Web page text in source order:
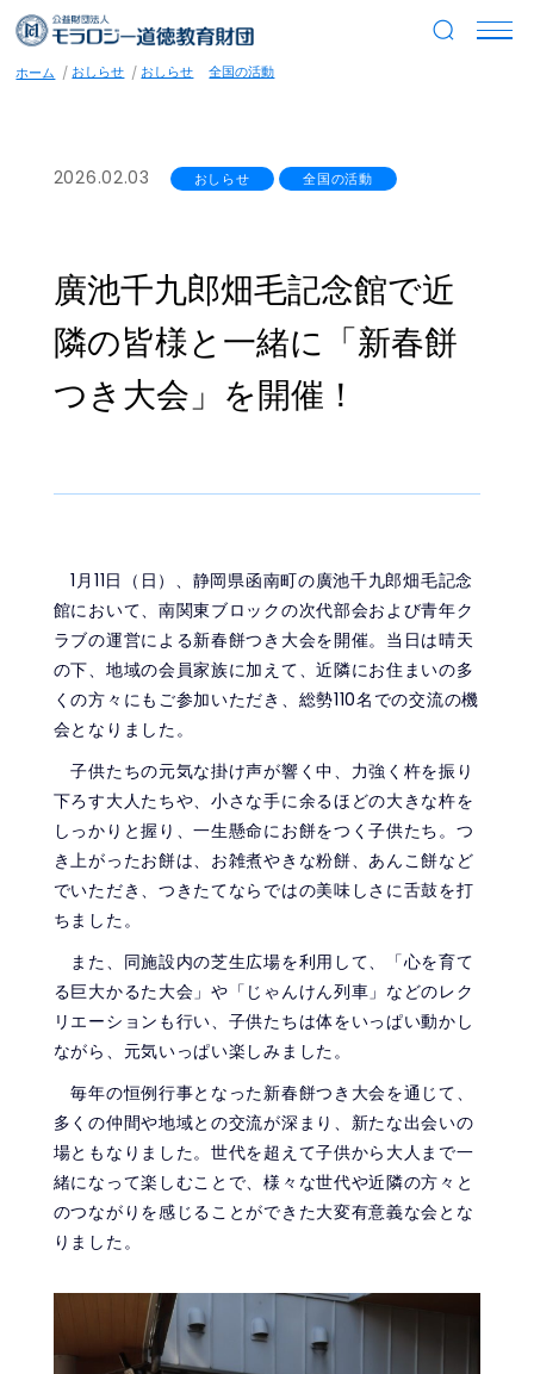
ホーム おしらせ おしらせ 全国の活動
2026.02.03 おしらせ 全国の活動
廣池千九郎畑毛記念館で近
隣の皆様と一緒に「新春餅
つき大会」を開催！
1月11日（日）、静岡県函南町の廣池千九郎畑毛記念
館において、南関東ブロックの次代部会および青年ク
ラブの運営による新春餅つき大会を開催。当日は晴天
の下、地域の会員家族に加えて、近隣にお住まいの多
くの方々にもご参加いただき、総勢110名での交流の機
会となりました。
子供たちの元気な掛け声が響く中、力強く杵を振り
下ろす大人たちや、小さな手に余るほどの大きな杵を
しっかりと握り、一生懸命にお餅をつく子供たち。つ
き上がったお餅は、お雑煮やきな粉餅、あんこ餅など
でいただき、つきたてならではの美味しさに舌鼓を打
ちました。
また、同施設内の芝生広場を利用して、「心を育て
る巨大かるた大会」や「じゃんけん列車」などのレク
リエーションも行い、子供たちは体をいっぱい動かし
ながら、元気いっぱい楽しみました。
毎年の恒例行事となった新春餅つき大会を通じて、
多くの仲間や地域との交流が深まり、新たな出会いの
場ともなりました。世代を超えて子供から大人まで一
緒になって楽しむことで、様々な世代や近隣の方々と
のつながりを感じることができた大変有意義な会とな
りました。